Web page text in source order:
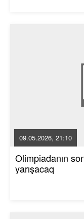
09.05.2026, 21:10
Olimpiadanın
yarışacaq